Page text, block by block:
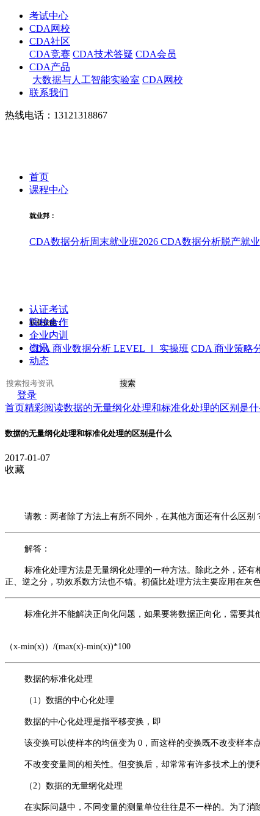
考试中心
CDA网校
CDA社区
CDA竞赛 CDA技术答疑 CDA会员
CDA产品
大数据与人工智能实验室 CDA网校
联系我们
热线电话：13121318867
首页
课程中心
就业邦：
CDA数据分析周末就业班2026 CDA数据分析脱产就
职业技能：
CDA 商业数据分析 LEVEL Ⅰ 实操班 CDA 商业策略
认证考试
院校合作
企业内训
资讯
动态
搜索
登录
首页精彩阅读数据的无量纲化处理和标准化处理的区别是什
数据的无量纲化处理和标准化处理的区别是什么
2017-01-07
收藏
请教：两者除了方法上有所不同外，在其他方面还有什么区别
解答：
标准化处理方法是无量纲化处理的一种方法。除此之外，还
正、逆之分，功效系数方法也不错。初值比处理方法主要应用在灰
标准化并不能解决正向化问题，如果要将数据正向化，需要其
（x-min(x)）/(max(x)-min(x))*100
数据的标准化处理
（1）数据的中心化处理
数据的中心化处理是指平移变换，即
该变换可以使样本的均值变为 0，而这样的变换既不改变样本
不改变变量间的相关性。但变换后，却常常有许多技术上的便
（2）数据的无量纲化处理
在实际问题中，不同变量的测量单位往往是不一样的。为了消